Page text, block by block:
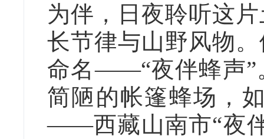
为伴，日夜聆听这
长节律与山野风物
命名——“夜伴蜂声”
简陋的帐篷蜂场，
——西藏山南市“夜